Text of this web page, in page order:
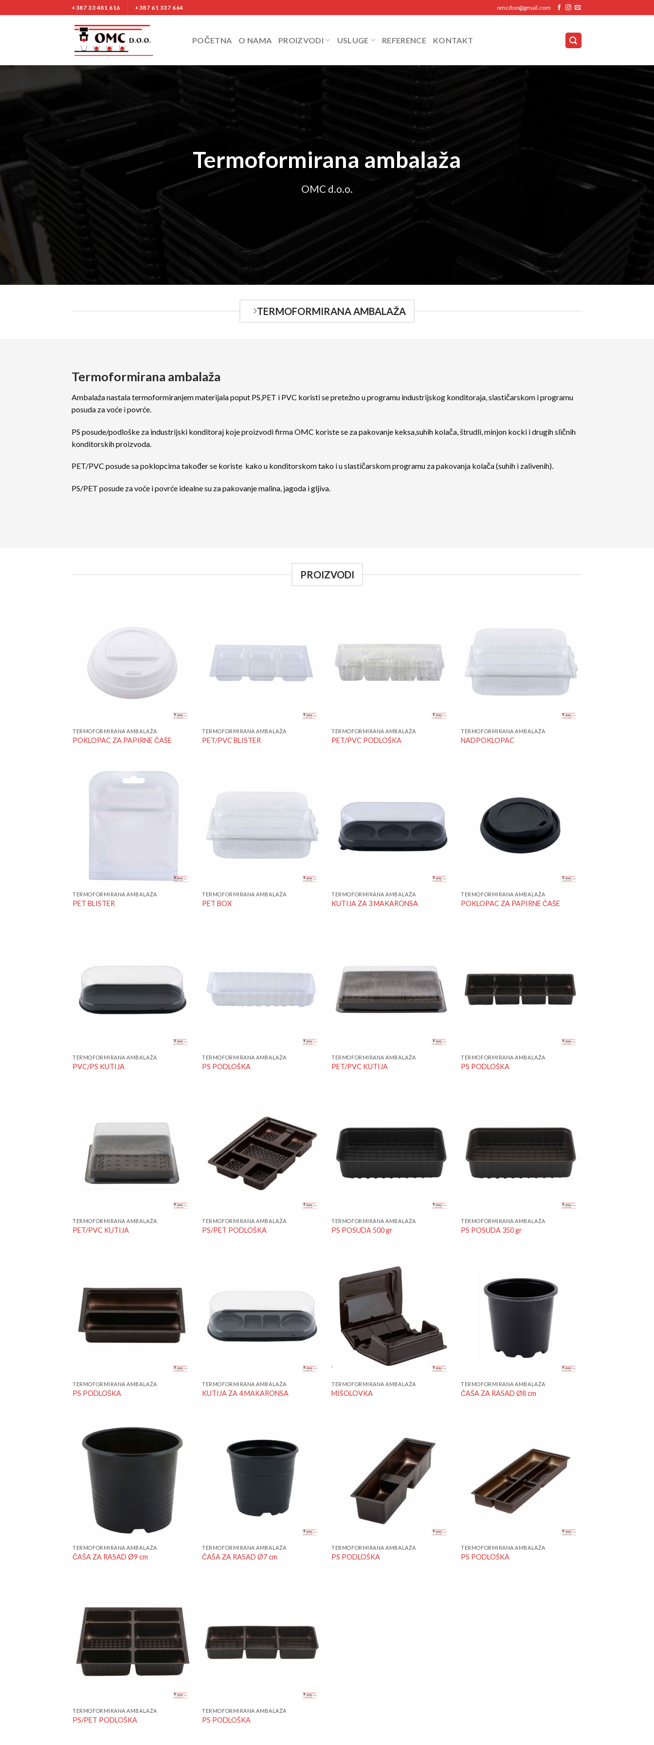
na
+387 33 481 616 +387 61 337 664 omcdoo@gmail.com
POČETNA O NAMA PROIZVODI USLUGE REFERENCE KONTAKT
Termoformirana ambalaža
OMC d.o.o.
TERMOFORMIRANA AMBALAŽA
Termoformirana ambalaža
Ambalaža nastala termoformiranjem materijala poput PS,PET i PVC koristi se pretežno u programu industrijskog konditoraja, slastičarskom i programu
posuda za voće i povrće.
PS posude/podloške za industrijski konditoraj koje proizvodi firma OMC koriste se za pakovanje keksa,suhih kolača, štrudli, minjon kocki i drugih sličnih
konditorskih proizvoda.
PET/PVC posude sa poklopcima također se koriste kako u konditorskom tako i u slastičarskom programu za pakovanja kolača (suhih i zalivenih).
PS/PET posude za voće i povrće idealne su za pakovanje malina, jagoda i gljiva.
PROIZVODI
TERMOFORMIRANA AMBALAŽA
POKLOPAC ZA PAPIRNE ČAŠE
TERMOFORMIRANA AMBALAŽA
PET/PVC BLISTER
TERMOFORMIRANA AMBALAŽA
PET/PVC PODLOŠKA
Add to
TERMOFORMIRANA AMBALAŽA
NADPOKLOPAC
TERMOFORMIRANA AMBALAŽA
PET BLISTER
Add to
TERMOFORMIRANA AMBALAŽA
PET BOX
TERMOFORMIRANA AMBALAŽA
KUTIJA ZA 3 MAKARONSA
TERMOFORMIRANA AMBALAŽA
POKLOPAC ZA PAPIRNE ČAŠE
TERMOFORMIRANA AMBALAŽA
PVC/PS KUTIJA
TERMOFORMIRANA AMBALAŽA
PS PODLOŠKA
TERMOFORMIRANA AMBALAŽA
PET/PVC KUTIJA
TERMOFORMIRANA AMBALAŽA
PS PODLOŠKA
Wishlist
TERMOFORMIRANA AMBALAŽA
PET/PVC KUTIJA
Wishlist
TERMOFORMIRANA AMBALAŽA
PS/PET PODLOŠKA
Wishlist
TERMOFORMIRANA AMBALAŽA
PS POSUDA 500 gr
Wishlist
TERMOFORMIRANA AMBALAŽA
PS POSUDA 350 gr
Wishlist
TERMOFORMIRANA AMBALAŽA
PS PODLOŠKA
TERMOFORMIRANA AMBALAŽA
KUTIJA ZA 4 MAKARONSA
TERMOFORMIRANA AMBALAŽA
MIŠOLOVKA
Wishlist
TERMOFORMIRANA AMBALAŽA
ČAŠA ZA RASAD Ø8 cm
Add to
Wishlist
TERMOFORMIRANA AMBALAŽA
ČAŠA ZA RASAD Ø9 cm
Add to
Wishlist
TERMOFORMIRANA AMBALAŽA
ČAŠA ZA RASAD Ø7 cm
Add to
Wishlist
TERMOFORMIRANA AMBALAŽA
PS PODLOŠKA
Wishlist
TERMOFORMIRANA AMBALAŽA
PS PODLOŠKA
Add to
Wishlist
TERMOFORMIRANA AMBALAŽA
PS/PET PODLOŠKA
TERMOFORMIRANA AMBALAŽA
PS PODLOŠKA